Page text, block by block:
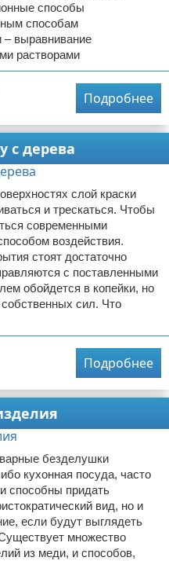
способы
способам
– выравнивание
растворами
Подробнее
с дерева
слой краски
и трескаться. Чтобы
современными
воздействия.
стоят достаточно
с поставленными
обойдется в копейки, но
сил. Что
Подробнее
безделушки
кухонная посуда, часто
способны придать
вид, но и
если будут выглядеть
множество
из меди, и способов,